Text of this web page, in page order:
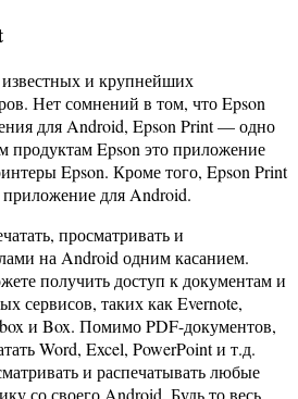
и крупнейших
Нет сомнений в том, что Epson
для Android, Epson Print — одно
продуктам Epson это приложение
Epson. Кроме того, Epson Print
для Android.
просматривать и
на Android одним касанием.
получить доступ к документам и
сервисов, таких как Evernote,
и Box. Помимо PDF-документов,
Word, Excel, PowerPoint и т.д.
и распечатывать любые
со своего Android. Будь то весь